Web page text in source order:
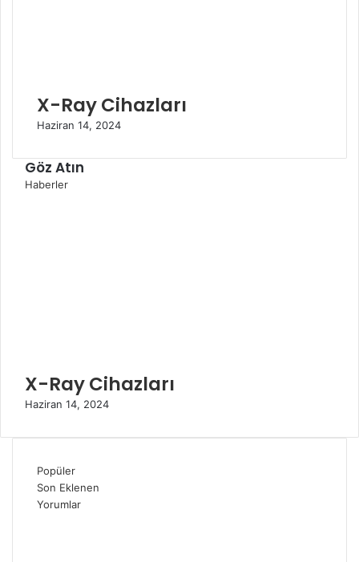
X-Ray Cihazları
Haziran 14, 2024
Göz Atın
K
Haberler
X-Ray Cihazları
Haziran 14, 2024
Popüler
Son Eklenen
Yorumlar